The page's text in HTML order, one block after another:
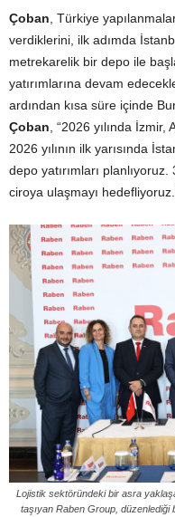
Çoban , Türkiye
verdiklerini, ilk adımda
metrekarelik bir depo ile
yatırımlarına devam
ardından kısa süre içinde
Çoban , “2026 yılında
2026 yılının ilk yarısında
depo yatırımları
ciroya ulaşmayı
Lojistik sektöründeki bir asra
taşıyan Raben Group, düzenlediği